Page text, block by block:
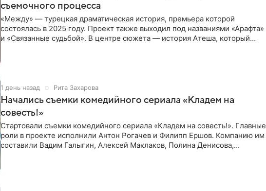
съемочного процесса
«Между» — турецкая драматическая история, премьера которой
состоялась в 2025 году. Проект также выходил под названиями «Арафта»
и «Связанные судьбой». В центре сюжета — история Атеша, который
1 день назад Рита Захарова
Начались съемки комедийного сериала «Кладем на
совесть!»
Стартовали съемки комедийного сериала «Кладем на совесть!». Главные
роли в проекте исполнили Антон Рогачев и Филипп Ершов. Компанию им
составили Вадим Галыгин, Алексей Маклаков, Полина Денисова,